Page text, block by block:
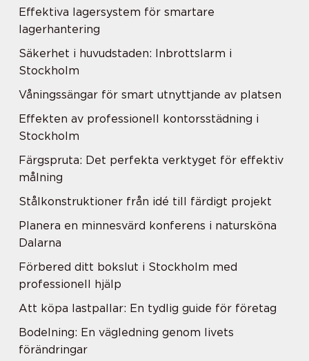
Effektiva lagersystem för smartare
lagerhantering
Säkerhet i huvudstaden: Inbrottslarm i
Stockholm
Våningssängar för smart utnyttjande av platsen
Effekten av professionell kontorsstädning i
Stockholm
Färgspruta: Det perfekta verktyget för effektiv
målning
Stålkonstruktioner från idé till färdigt projekt
Planera en minnesvärd konferens i natursköna
Dalarna
Förbered ditt bokslut i Stockholm med
professionell hjälp
Att köpa lastpallar: En tydlig guide för företag
Bodelning: En vägledning genom livets
förändringar